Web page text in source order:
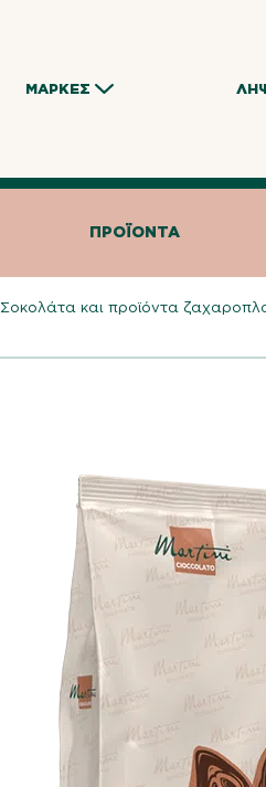
ΜΆΡΚΕΣ
ΠΡΟΪΌΝΤΑ
Σοκολάτα και προϊόντα